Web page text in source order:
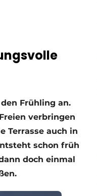
Frühling an.
verbringen
Terrasse auch in
schon früh
doch einmal